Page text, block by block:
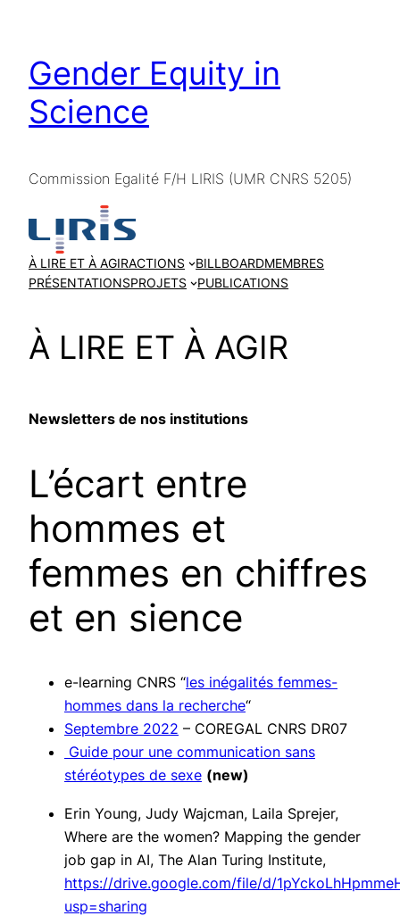
content
Gender Equity in
Science
Commission Egalité F/H LIRIS (UMR CNRS 5205)
À LIRE ET À AGIRACTIONS BILLBOARDMEMBRES
PRÉSENTATIONSPROJETS PUBLICATIONS
À LIRE ET À AGIR
Newsletters de nos institutions
L’écart entre
hommes et
femmes en chiffres
et en sience
e-learning CNRS “les inégalités femmes-
hommes dans la recherche“
Septembre 2022 – COREGAL CNRS DR07
Guide pour une communication sans
stéréotypes de sexe (new)
Erin Young, Judy Wajcman, Laila Sprejer,
Where are the women? Mapping the gender
job gap in AI, The Alan Turing Institute,
https://drive.google.com/file/d/
usp=sharing